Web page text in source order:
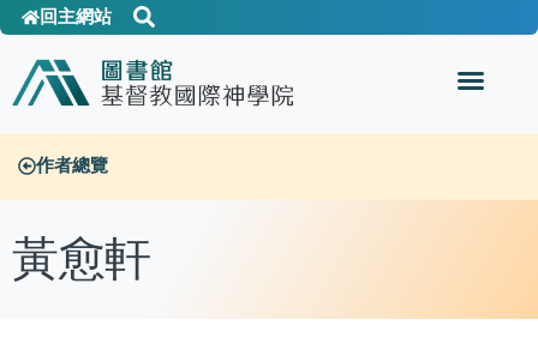
回主網站
作者總覽
黃愈軒